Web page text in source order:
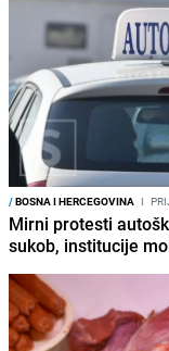
/BOSNA I HERCEGOVINA I
Mirni protesti
sukob, institucije